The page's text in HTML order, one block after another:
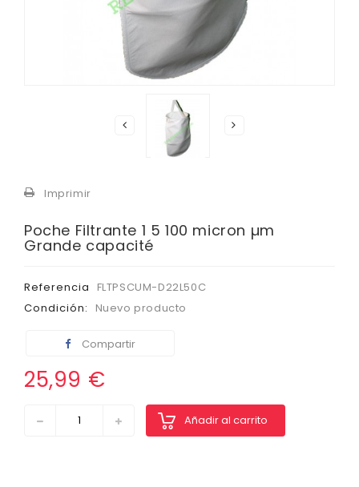
Imprimir
Poche Filtrante 1 5 100 micron µm
Grande capacité
Referencia
FLTPSCUM-D22L50C
Condición:
Nuevo producto
Compartir
25,99 €
Añadir al carrito